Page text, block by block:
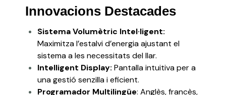
Innovacions Destacades
Sistema Volumètric Intel·ligent:
Maximitza l’estalvi d’energia ajustant el
sistema a les necessitats del llar.
Intelligent Display: Pantalla intuitiva per a
una gestió senzilla i eficient.
Programador Multilingüe: Anglès, francès,